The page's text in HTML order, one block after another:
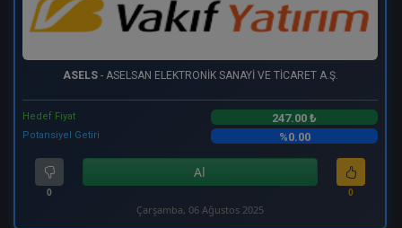
ASELS- ASELSAN ELEKTRONİK SANAYİ VE TİCARET A.Ş.
Hedef Fiyat 247.00 ₺
Potansiyel Getiri %0.00
0
Al
0
Çarşamba, 06 Ağustos 2025